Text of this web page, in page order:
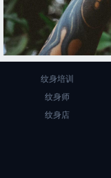
纹身培训
纹身师
纹身店